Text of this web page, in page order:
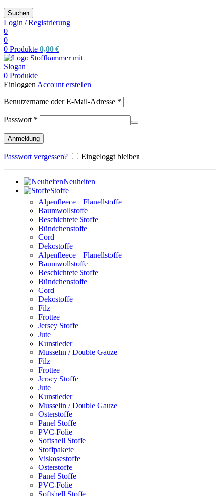
Suchen
Login / Registrierung
0
0
0 Produkte 0,00 €
0 Produkte
Einloggen Account erstellen
Benutzername oder E-Mail-Adresse *
Passwort *
Anmeldung
Passwort vergessen? Eingeloggt bleiben
Neuheiten
Stoffe
Alpenfleece – Flanellstoffe
Baumwollstoffe
Beschichtete Stoffe
Bündchenstoffe
Cord
Dekostoffe
Alpenfleece – Flanellstoffe
Baumwollstoffe
Beschichtete Stoffe
Bündchenstoffe
Cord
Dekostoffe
Filz
Frottee
Jersey Stoffe
Jute
Kunstleder
Musselin / Double Gauze
Filz
Frottee
Jersey Stoffe
Jute
Kunstleder
Musselin / Double Gauze
Osterstoffe
Panel Stoffe
PVC-Folie
Softshell Stoffe
Stoffpakete
Viskosestoffe
Osterstoffe
Panel Stoffe
PVC-Folie
Softshell Stoffe